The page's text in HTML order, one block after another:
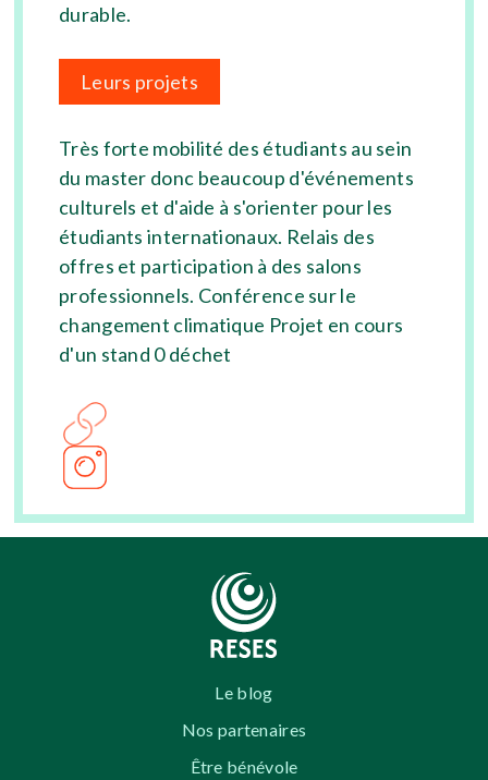
durable.
Leurs projets
Très forte mobilité des étudiants au sein
du master donc beaucoup d'événements
culturels et d'aide à s'orienter pour les
étudiants internationaux. Relais des
offres et participation à des salons
professionnels. Conférence sur le
changement climatique Projet en cours
d'un stand 0 déchet
Le blog
Nos partenaires
Être bénévole